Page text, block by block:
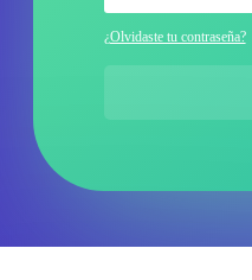
¿Olvidaste tu contraseña?